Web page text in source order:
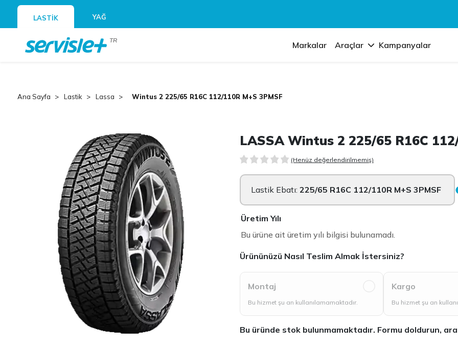
LASTİK YAĞ
TR Markalar Araçlar Kampanyalar
Ana Sayfa Lastik Lassa Wintus 2 225/65 R16C 112/110R M+S 3PMSF
LASSA Wintus 2 225/65 R16C
(Henüz değerlendirilmemiş)
Lastik Ebatı:225/65 R16C 112/110R M+S 3PMSF
Üretim Yılı
Bu ürüne ait üretim yılı bilgisi bulunamadı.
Ürününüzü Nasıl Teslim Almak İstersiniz?
Montaj
Bu hizmet şu an kullanılamamaktadır.
Kargo
Bu hizmet şu an
Bu üründe stok bulunmamaktadır. Formu doldurun,